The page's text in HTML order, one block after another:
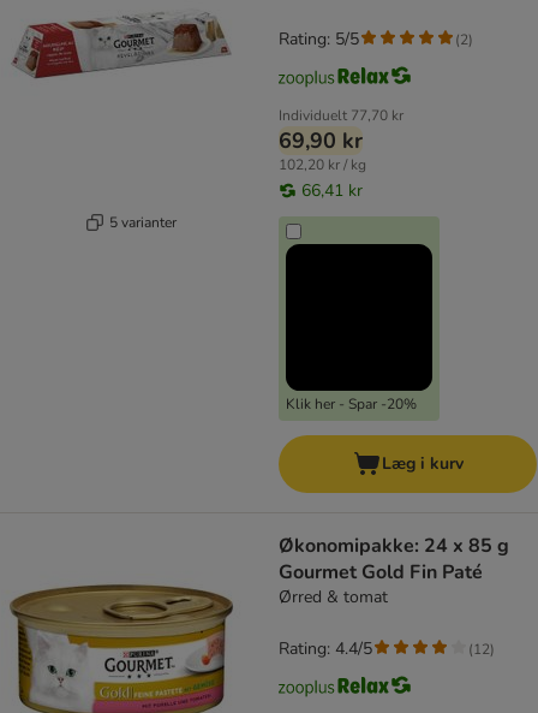
5 varianter
Individuelt 77,70 kr
69,90 kr
102,20 kr / kg
66,41 kr
Klik her - Spar -20%
Rating: 5/5 (2)
Læg i kurv
Økonomipakke: 24 x 85 g
Gourmet Gold Fin Paté
Ørred & tomat
Rating: 4.4/5 (12)